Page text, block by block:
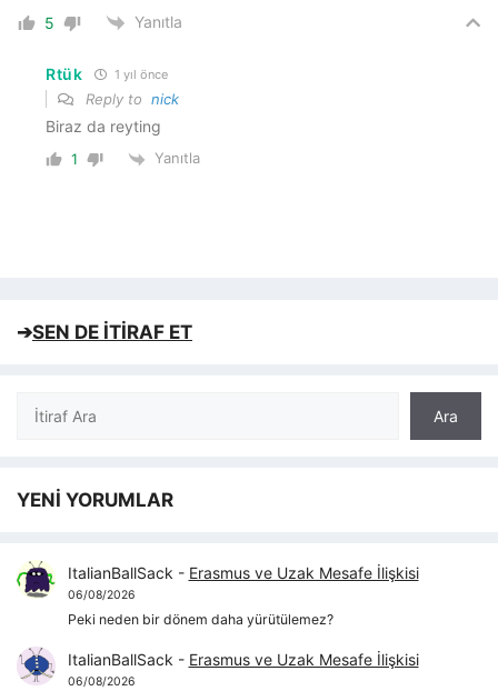
5 Yanıtla
Rtük 1 yıl önce
Reply to nick
Biraz da reyting
1 Yanıtla
➔SEN DE İTİRAF ET
Ara
Ara
YENİ YORUMLAR
ItalianBallSack - Erasmus ve Uzak Mesafe İlişkisi
06/08/2026
Peki neden bir dönem daha yürütülemez?
ItalianBallSack - Erasmus ve Uzak Mesafe İlişkisi
06/08/2026